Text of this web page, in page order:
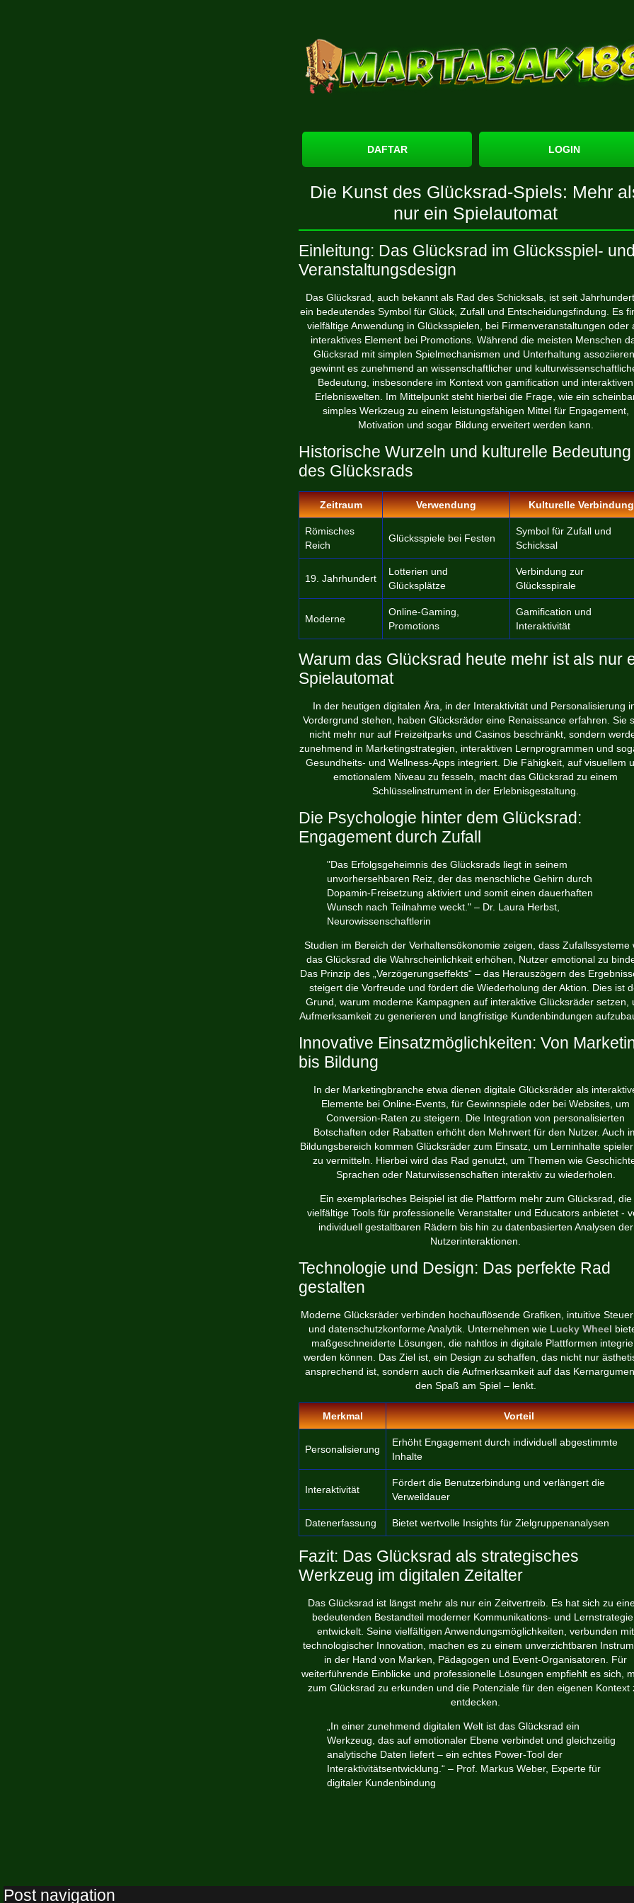
DAFTAR LOGIN
Die Kunst des Glücksrad-Spiels: Mehr
nur ein Spielautomat
Einleitung: Das Glücksrad im Glücksspiel- und
Veranstaltungsdesign
Das Glücksrad, auch bekannt als Rad des Schicksals, ist seit
ein bedeutendes Symbol für Glück, Zufall und Entscheidungsfindung. Es
vielfältige Anwendung in Glücksspielen, bei Firmenveranstaltungen oder
interaktives Element bei Promotions. Während die meisten Menschen
Glücksrad mit simplen Spielmechanismen und Unterhaltung assoziieren,
gewinnt es zunehmend an wissenschaftlicher und
Bedeutung, insbesondere im Kontext von gamification und interaktiven
Erlebniswelten. Im Mittelpunkt steht hierbei die Frage, wie ein
simples Werkzeug zu einem leistungsfähigen Mittel für Engagement,
Motivation und sogar Bildung erweitert werden kann.
Historische Wurzeln und kulturelle Bedeutung
des Glücksrads
Zeitraum Verwendung Kulturelle Verbindung
Römisches
Reich
Glücksspiele bei Festen
Symbol für Zufall und
Schicksal
19. Jahrhundert
Lotterien und
Glücksplätze
Verbindung zur
Glücksspirale
Moderne
Online-Gaming,
Promotions
Gamification und
Interaktivität
Warum das Glücksrad heute mehr ist als nur
Spielautomat
In der heutigen digitalen Ära, in der Interaktivität und Personalisierung
Vordergrund stehen, haben Glücksräder eine Renaissance erfahren. Sie
nicht mehr nur auf Freizeitparks und Casinos beschränkt, sondern
zunehmend in Marketingstrategien, interaktiven Lernprogrammen und
Gesundheits- und Wellness-Apps integriert. Die Fähigkeit, auf visuellem
emotionalem Niveau zu fesseln, macht das Glücksrad zu einem
Schlüsselinstrument in der Erlebnisgestaltung.
Die Psychologie hinter dem Glücksrad:
Engagement durch Zufall
"Das Erfolgsgeheimnis des Glücksrads liegt in seinem
unvorhersehbaren Reiz, der das menschliche Gehirn durch
Dopamin-Freisetzung aktiviert und somit einen dauerhaften
Wunsch nach Teilnahme weckt." – Dr. Laura Herbst,
Neurowissenschaftlerin
Studien im Bereich der Verhaltensökonomie zeigen, dass Zufallssysteme
das Glücksrad die Wahrscheinlichkeit erhöhen, Nutzer emotional zu
Das Prinzip des „Verzögerungseffekts“ – das Herauszögern des
steigert die Vorfreude und fördert die Wiederholung der Aktion. Dies ist
Grund, warum moderne Kampagnen auf interaktive Glücksräder setzen,
Aufmerksamkeit zu generieren und langfristige Kundenbindungen
Innovative Einsatzmöglichkeiten: Von
bis Bildung
In der Marketingbranche etwa dienen digitale Glücksräder als
Elemente bei Online-Events, für Gewinnspiele oder bei Websites, um
Conversion-Raten zu steigern. Die Integration von personalisierten
Botschaften oder Rabatten erhöht den Mehrwert für den Nutzer. Auch
Bildungsbereich kommen Glücksräder zum Einsatz, um Lerninhalte
zu vermitteln. Hierbei wird das Rad genutzt, um Themen wie
Sprachen oder Naturwissenschaften interaktiv zu wiederholen.
Ein exemplarisches Beispiel ist die Plattform mehr zum Glücksrad , die
vielfältige Tools für professionelle Veranstalter und Educators anbietet -
individuell gestaltbaren Rädern bis hin zu datenbasierten Analysen der
Nutzerinteraktionen.
Technologie und Design: Das perfekte Rad
gestalten
Moderne Glücksräder verbinden hochauflösende Grafiken, intuitive
und datenschutzkonforme Analytik. Unternehmen wie Lucky Wheel
maßgeschneiderte Lösungen, die nahtlos in digitale Plattformen
werden können. Das Ziel ist, ein Design zu schaffen, das nicht nur
ansprechend ist, sondern auch die Aufmerksamkeit auf das
den Spaß am Spiel – lenkt.
Merkmal Vorteil
Personalisierung
Erhöht Engagement durch individuell abgestimmte
Inhalte
Interaktivität
Fördert die Benutzerbindung und verlängert die
Verweildauer
Datenerfassung Bietet wertvolle Insights für Zielgruppenanalysen
Fazit: Das Glücksrad als strategisches
Werkzeug im digitalen Zeitalter
Das Glücksrad ist längst mehr als nur ein Zeitvertreib. Es hat sich zu
bedeutenden Bestandteil moderner Kommunikations- und
entwickelt. Seine vielfältigen Anwendungsmöglichkeiten, verbunden mit
technologischer Innovation, machen es zu einem unverzichtbaren
in der Hand von Marken, Pädagogen und Event-Organisatoren. Für
weiterführende Einblicke und professionelle Lösungen empfiehlt es sich,
zum Glücksrad zu erkunden und die Potenziale für den eigenen Kontext
entdecken.
„In einer zunehmend digitalen Welt ist das Glücksrad ein
Werkzeug, das auf emotionaler Ebene verbindet und gleichzeitig
analytische Daten liefert – ein echtes Power-Tool der
Interaktivitätsentwicklung.“ – Prof. Markus Weber, Experte für
digitaler Kundenbindung
Post navigation